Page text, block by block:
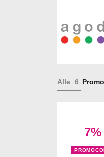
Alle
7%